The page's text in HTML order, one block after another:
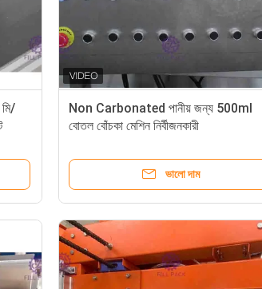
Non Carbonated পানীয় জন্য 500ml
বোতল বোঁচকা মেশিন নির্বীজনকারী
ভালো দাম